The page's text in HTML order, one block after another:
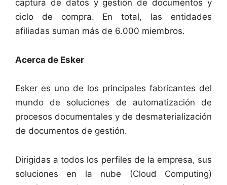
captura de datos y gestión de documentos y
ciclo de compra. En total, las entidades
afiliadas suman más de 6.000 miembros.
Acerca de Esker
Esker es uno de los principales fabricantes del
mundo de soluciones de automatización de
procesos documentales y de desmaterialización
de documentos de gestión.
Dirigidas a todos los perfiles de la empresa, sus
soluciones en la nube (Cloud Computing)